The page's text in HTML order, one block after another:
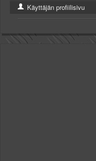
Käyttäjän profiilisivu